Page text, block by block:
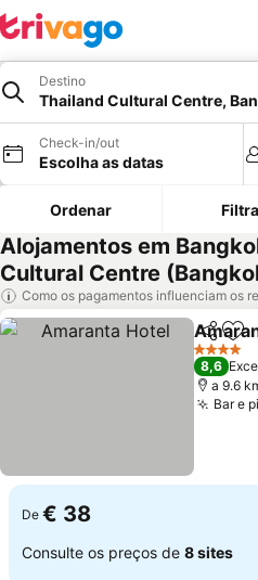
Destino
Thailand Cultural Centre,
Check-in/out
Escolha as datas
Ordenar
Alojamentos em
Cultural Centre
Como os pagamentos influenciam os
Partilhar
4 Estrelas
8,6
a 9.6
Bar e
De € 38
Consulte os preços de 8 sites